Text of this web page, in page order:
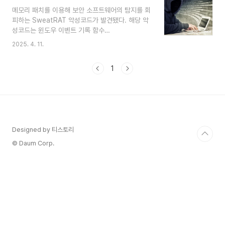
하는데 이는 클립보드의 데이터를 변경하는 악성코
드로 사용자가 암호화폐를 거래할 때 지갑 주소를
복사할 경우 지정된 주소로 변경돼 공격자에게 송금
하게 된다. SvcStealerSvcStealer를 실행하면
리자 등의 프로세스 모니터링 도구를 ..
메모리 패치를 이용해 보안 소프트웨어의 탐지를 회
피하는 SweatRAT 악성코드가 발견됐다. 해당 악
성코드는 윈도우 이벤트 기록 함수
EtwEventWrite와 AMSI(Antimalware Scan
는 프로세스 할로잉을 이용해 정상 프로세스로 위장
에 저장된 PE 데이터를 디코딩한 후 .NET
Assembly로 실행한다. 이후, 시작 프..
2025. 4. 11.
1
Designed by 티스토리
© Daum Corp.